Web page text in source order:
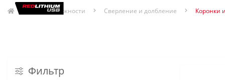
Принадлежности Сверление и долбление Коронки
Фильтр